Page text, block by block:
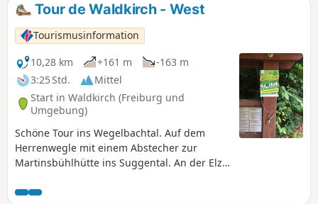
Tour de Waldkirch - West
Tourismusinformation
10,28 km
+161 m
-163 m
3:25 Std.
Mittel
Start in Waldkirch (Freiburg und
Umgebung)
Schöne Tour ins Wegelbachtal. Auf dem
Herrenwegle mit einem Abstecher zur
Martinsbühlhütte ins Suggental. An der Elz
Stadtrainsee entlang zurück zum Marktplatz.